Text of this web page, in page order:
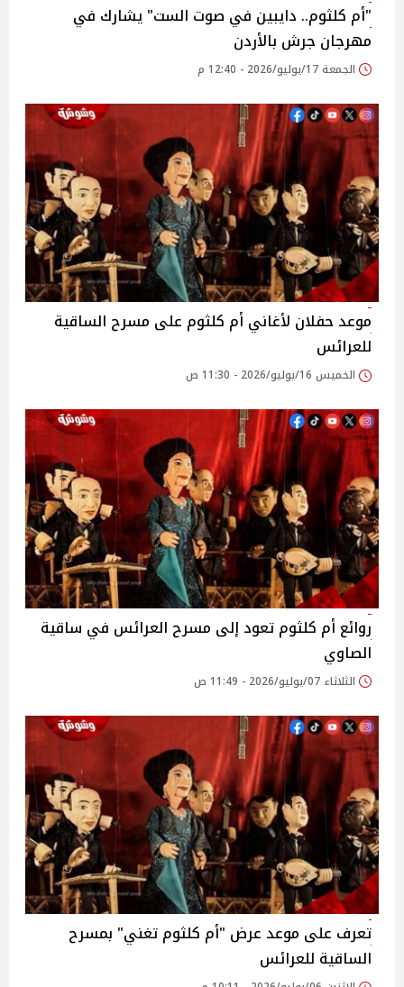
"أم كلثوم.. دايبين في صوت الست" يشارك في
مهرجان جرش بالأردن
الجمعة 17/يوليو/2026 - 12:40 م
موعد حفلان لأغاني أم كلثوم على مسرح الساقية
للعرائس
الخميس 16/يوليو/2026 - 11:30 ص
روائع أم كلثوم تعود إلى مسرح العرائس في ساقية
الصاوي
الثلاثاء 07/يوليو/2026 - 11:49 ص
تعرف على موعد عرض "أم كلثوم تغني" بمسرح
الساقية للعرائس